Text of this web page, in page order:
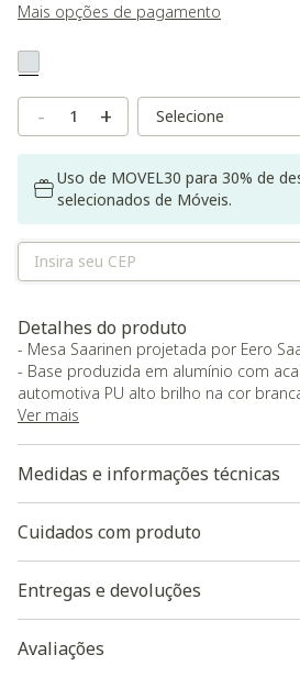
Mais opções de pagamento
Selected
- + Variant Size
Variant Size
Uso de MOVEL30 para 30% de
selecionados de Móveis.
Detalhes do produto
- Mesa Saarinen projetada por Eero
- Base produzida em alumínio com
automotiva PU alto brilho na cor
acabamento estético e duradouro;
seguro;
- Tampo em Quartzo branco
chanfrado nas bordas;
- O Quartzo branco é diferente do
quartzo é um material de engenharia
- Composição: Geralmente composto
- Porosidade Quase Zero: Devido ao
Ver mais
Medidas e informações técnicas
Cuidados com produto
Entregas e devoluções
Avaliações